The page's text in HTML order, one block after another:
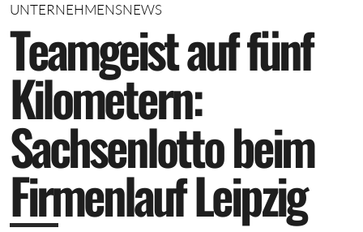
UNTERNEHMENSNEWS
Teamgeistauffünf
Kilometern:
Sachsenlottobeim
FirmenlaufLeipzig